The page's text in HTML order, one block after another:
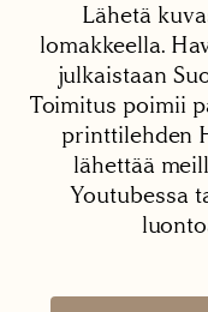
Lähetä
lomakkeella.
julkaistaan
Toimitus poimii
printtilehden
lähettää
Youtubessa